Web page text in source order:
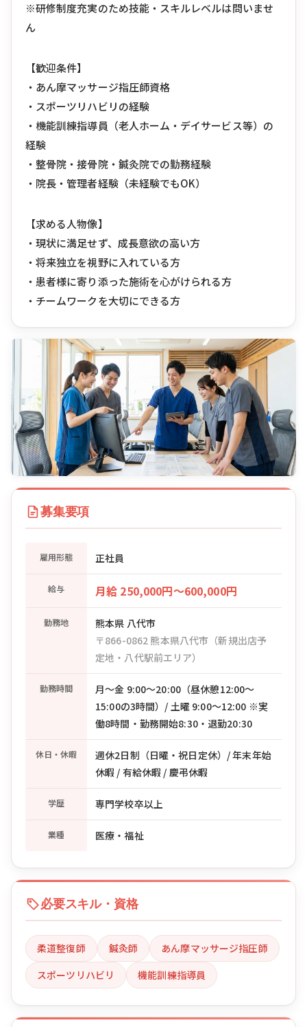
※研修制度充実のため技能・スキルレベルは問いませ
ん
【歓迎条件】
・あん摩マッサージ指圧師資格
・スポーツリハビリの経験
・機能訓練指導員（老人ホーム・デイサービス等）の
経験
・整骨院・接骨院・鍼灸院での勤務経験
・院長・管理者経験（未経験でもOK）
【求める人物像】
・現状に満足せず、成長意欲の高い方
・将来独立を視野に入れている方
・患者様に寄り添った施術を心がけられる方
・チームワークを大切にできる方
募集要項
雇用形態 正社員
給与 月給 250,000円〜600,000円
勤務地
熊本県 八代市
〒866-0862 熊本県八代市（新規出店予
定地・八代駅前エリア）
勤務時間
月〜金 9:00〜20:00（昼休憩12:00〜
15:00の3時間）/ 土曜 9:00〜12:00 ※実
働8時間・勤務開始8:30・退勤20:30
休日・休暇
週休2日制（日曜・祝日定休）/ 年末年始
休暇 / 有給休暇 / 慶弔休暇
学歴 専門学校卒以上
業種 医療・福祉
必要スキル・資格
柔道整復師 鍼灸師
あん摩マッサージ指圧師
スポーツリハビリ
機能訓練指導員